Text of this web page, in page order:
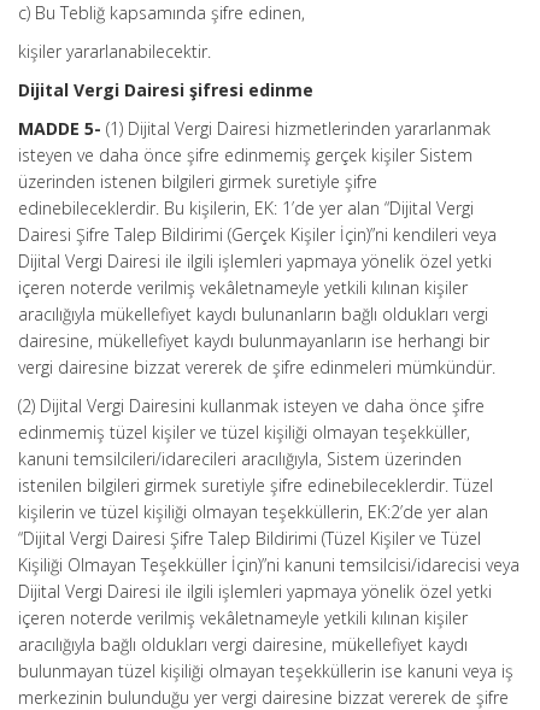
c) Bu Tebliğ kapsamında şifre edinen,
kişiler yararlanabilecektir.
Dijital Vergi Dairesi şifresi edinme
MADDE 5- (1) Dijital Vergi Dairesi hizmetlerinden yararlanmak
isteyen ve daha önce şifre edinmemiş gerçek kişiler Sistem
üzerinden istenen bilgileri girmek suretiyle şifre
edinebileceklerdir. Bu kişilerin, EK: 1’de yer alan “Dijital Vergi
Dairesi Şifre Talep Bildirimi (Gerçek Kişiler İçin)”ni kendileri veya
Dijital Vergi Dairesi ile ilgili işlemleri yapmaya yönelik özel yetki
içeren noterde verilmiş vekâletnameyle yetkili kılınan kişiler
aracılığıyla mükellefiyet kaydı bulunanların bağlı oldukları vergi
dairesine, mükellefiyet kaydı bulunmayanların ise herhangi bir
vergi dairesine bizzat vererek de şifre edinmeleri mümkündür.
(2) Dijital Vergi Dairesini kullanmak isteyen ve daha önce şifre
edinmemiş tüzel kişiler ve tüzel kişiliği olmayan teşekküller,
kanuni temsilcileri/idarecileri aracılığıyla, Sistem üzerinden
istenilen bilgileri girmek suretiyle şifre edinebileceklerdir. Tüzel
kişilerin ve tüzel kişiliği olmayan teşekküllerin, EK:2’de yer alan
“Dijital Vergi Dairesi Şifre Talep Bildirimi (Tüzel Kişiler ve Tüzel
Kişiliği Olmayan Teşekküller İçin)”ni kanuni temsilcisi/idarecisi veya
Dijital Vergi Dairesi ile ilgili işlemleri yapmaya yönelik özel yetki
içeren noterde verilmiş vekâletnameyle yetkili kılınan kişiler
aracılığıyla bağlı oldukları vergi dairesine, mükellefiyet kaydı
bulunmayan tüzel kişiliği olmayan teşekküllerin ise kanuni veya iş
merkezinin bulunduğu yer vergi dairesine bizzat vererek de şifre